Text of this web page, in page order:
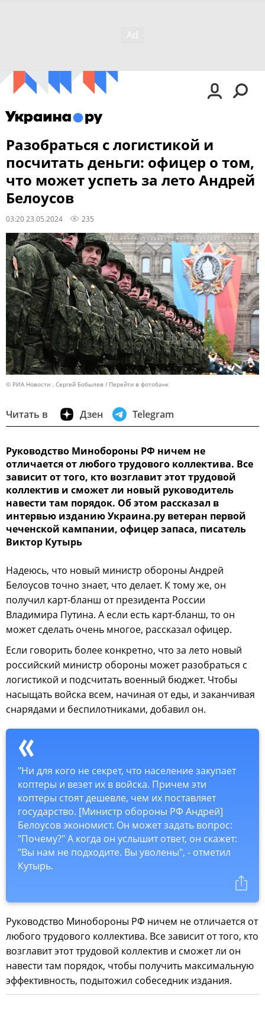
Разобраться с логистикой и
посчитать деньги: офицер о том,
что может успеть за лето Андрей
Белоусов
03:20 23.05.2024 235
© РИА Новости . Сергей Бобылев Перейти в фотобанк
Читать в Дзен Telegram
Руководство Минобороны РФ ничем не
отличается от любого трудового коллектива. Все
зависит от того, кто возглавит этот трудовой
коллектив и сможет ли новый руководитель
навести там порядок. Об этом рассказал в
интервью изданию Украина.ру ветеран первой
чеченской кампании, офицер запаса, писатель
Виктор Кутырь
Надеюсь, что новый министр обороны Андрей
Белоусов точно знает, что делает. К тому же, он
получил карт-бланш от президента России
Владимира Путина. А если есть карт-бланш, то он
может сделать очень многое, рассказал офицер.
Если говорить более конкретно, что за лето новый
российский министр обороны может разобраться с
логистикой и подсчитать военный бюджет. Чтобы
насыщать войска всем, начиная от еды, и заканчивая
снарядами и беспилотниками, добавил он.
"Ни для кого не секрет, что население закупает
коптеры и везет их в войска. Причем эти
коптеры стоят дешевле, чем их поставляет
государство. [Министр обороны РФ Андрей]
Белоусов экономист. Он может задать вопрос:
"Почему?" А когда он услышит ответ, он скажет:
"Вы нам не подходите. Вы уволены", - отметил
Кутырь.
Руководство Минобороны РФ ничем не отличается от
любого трудового коллектива. Все зависит от того, кто
возглавит этот трудовой коллектив и сможет ли он
навести там порядок, чтобы получить максимальную
эффективность, подытожил собеседник издания.